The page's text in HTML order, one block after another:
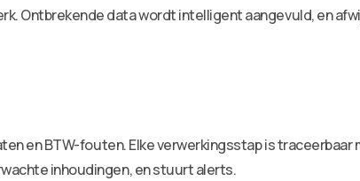
Ontbrekende data wordt intelligent aangevuld, en
en BTW-fouten. Elke verwerkingsstap is traceerbaar
inhoudingen, en stuurt alerts.